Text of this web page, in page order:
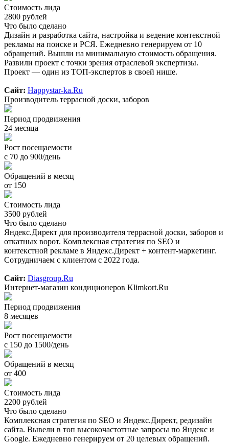
Стоимость лида
2800 рублей
Что было сделано
Дизайн и разработка сайта, настройка и ведение контекстной
рекламы на поиске и РСЯ. Ежедневно генерируем от 10
обращений. Вышли на минимальную стоимость обращения.
Развили проект с точки зрения отраслевой экспертизы.
Проект — один из ТОП-экспертов в своей нише.
Сайт: Happystar-ka.Ru
Производитель террасной доски, заборов
Период продвижения
24 месяца
Рост посещаемости
с 70 до 900/день
Обращений в месяц
от 150
Стоимость лида
3500 рублей
Что было сделано
Яндекс.Директ для производителя террасной доски, заборов и
откатных ворот. Комплексная стратегия по SEO и
контекстной рекламе в Яндекс.Директ + контент-маркетинг.
Сотрудничаем с клиентом с 2022 года.
Сайт: Diasgroup.Ru
Интернет-магазин кондиционеров Klimkort.Ru
Период продвижения
8 месяцев
Рост посещаемости
с 150 до 1500/день
Обращений в месяц
от 400
Стоимость лида
2200 рублей
Что было сделано
Комплексная стратегия по SEO и Яндекс.Директ, редизайн
сайта. Вывели в топ высокочастотные запросы по Яндекс и
Google. Ежедневно генерируем от 20 целевых обращений.